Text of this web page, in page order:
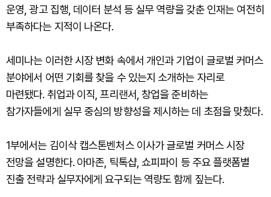
운영, 광고 집행, 데이터 분석 등 실무 역량을 갖춘 인재는 여전히
부족하다는 지적이 나온다.
세미나는 이러한 시장 변화 속에서 개인과 기업이 글로벌 커머스
분야에서 어떤 기회를 찾을 수 있는지 소개하는 자리로
마련됐다. 취업과 이직, 프리랜서, 창업을 준비하는
참가자들에게 실무 중심의 방향성을 제시하는 데 초점을 맞췄다.
1부에서는 김이삭 캡스톤벤처스 이사가 글로벌 커머스 시장
전망을 설명한다. 아마존, 틱톡샵, 쇼피파이 등 주요 플랫폼별
진출 전략과 실무자에게 요구되는 역량도 함께 짚는다.